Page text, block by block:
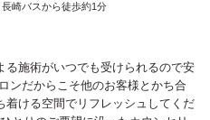
崎バスから徒歩約1分
施術がいつでも受けられるので安
ンだからこそ他のお客様とかち合
着ける空間でリフレッシュしてくだ